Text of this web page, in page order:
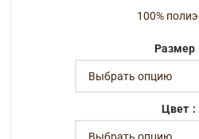
100%
Размер
Цвет